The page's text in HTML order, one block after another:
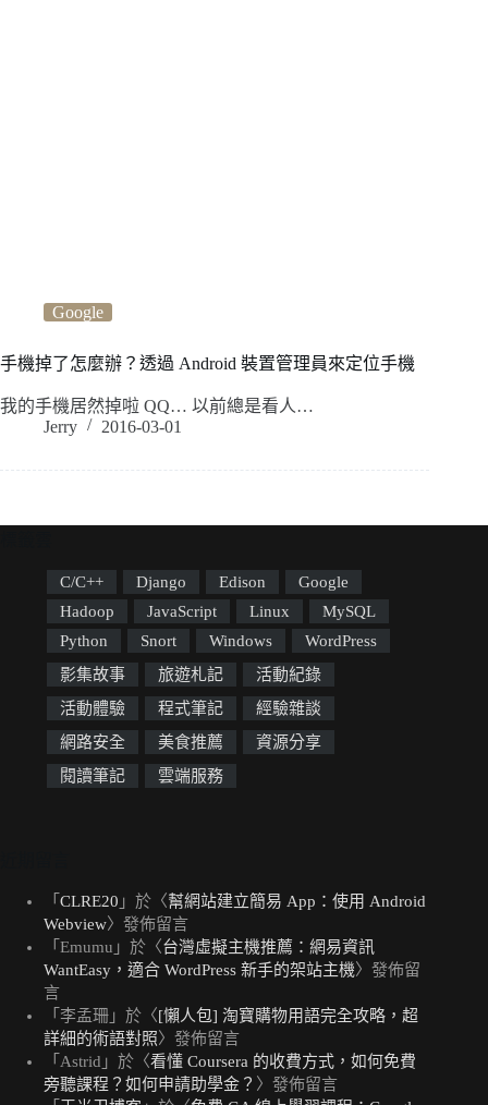
Google
手機掉了怎麼辦？透過 Android 裝置管理員來定位手機
我的手機居然掉啦 QQ… 以前總是看人…
Jerry
2016-03-01
C/C++ Django Edison
Google
Hadoop
JavaScript Linux
MySQL
Python
Snort Windows
WordPress
影集故事
旅遊札記
活動紀錄
活動體驗
程式筆記
經驗雜談
網路安全
美食推薦
資源分享
閱讀筆記
雲端服務
「 CLRE20 」於〈幫網站建立簡易 App：使用 Android
Webview〉發佈留言
「 Emumu 」於〈台灣虛擬主機推薦：網易資訊
WantEasy，適合 WordPress 新手的架站主機〉發佈留
言
「 李孟珊 」於〈[懶人包] 淘寶購物用語完全攻略，超
詳細的術語對照〉發佈留言
「 Astrid 」於〈看懂 Coursera 的收費方式，如何免費
旁聽課程？如何申請助學金？ 〉發佈留言